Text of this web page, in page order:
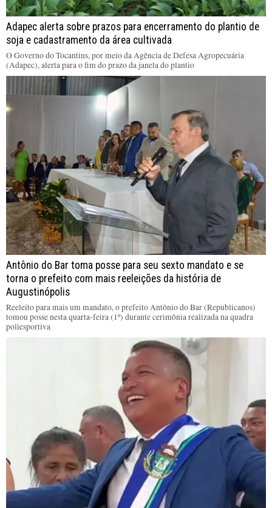
Adapec alerta sobre prazos para encerramento do plantio de
soja e cadastramento da área cultivada
O Governo do Tocantins, por meio da Agência de Defesa Agropecuária
(Adapec), alerta para o fim do prazo da janela do plantio
Antônio do Bar toma posse para seu sexto mandato e se
torna o prefeito com mais reeleições da história de
Augustinópolis
Reeleito para mais um mandato, o prefeito Antônio do Bar (Republicanos)
tomou posse nesta quarta-feira (1º) durante cerimônia realizada na quadra
poliesportiva